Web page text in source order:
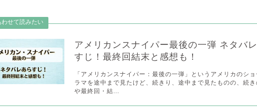
アメリカンスナイパー最後の一弾 ネタバ
すじ！最終回結末と感想も！
「アメリカンスナイパー：最後の一弾」というアメリカのショ
ラマを途中まで見たけど、続きり、途中まで見たものの、続き
や最終回・結...